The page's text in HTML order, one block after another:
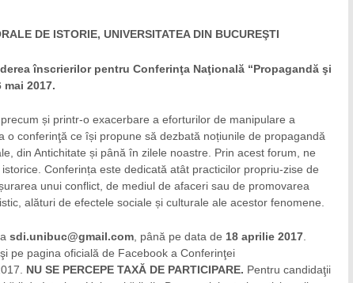
DE ISTORIE, UNIVERSITATEA DIN BUCUREŞTI
înscrierilor pentru Conferinţa Naţională “Propagandă şi
2017.
și printr-o exacerbare a eforturilor de manipulare a
conferinţă ce își propune să dezbată noțiunile de propagandă
din Antichitate și până în zilele noastre. Prin acest forum, ne
Conferința este dedicată atât practicilor propriu-zise de
unui conflict, de mediul de afaceri sau de promovarea
alături de efectele sociale și culturale ale acestor fenomene.
sdi.unibuc@gmail.com, până pe data de 18 aprilie 2017.
pe pagina oficială de Facebook a Conferinţei
NU SE PERCEPE TAXĂ DE PARTICIPARE. Pentru candidaţii